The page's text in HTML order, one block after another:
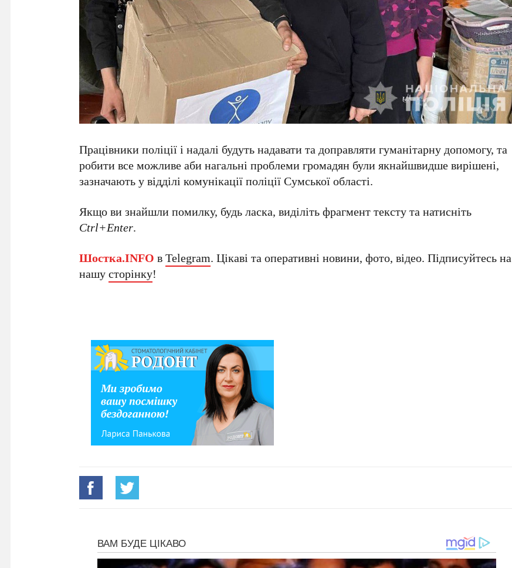
Працівники поліції і надалі будуть надавати та доправляти гуманітарну допомогу, та
робити все можливе аби нагальні проблеми громадян були якнайшвидше вирішені,
зазначають у відділі комунікації поліції Сумської області.
Якщо ви знайшли помилку, будь ласка, виділіть фрагмент тексту та натисніть
Ctrl+Enter.
Шостка.INFO вTelegram. Цікаві та оперативні новини, фото, відео. Підписуйтесь на
нашусторінку!